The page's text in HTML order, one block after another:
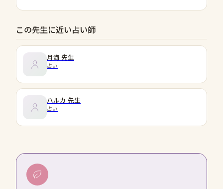
この先生に近い占い師
月海 先生
占い
ハルカ 先生
占い